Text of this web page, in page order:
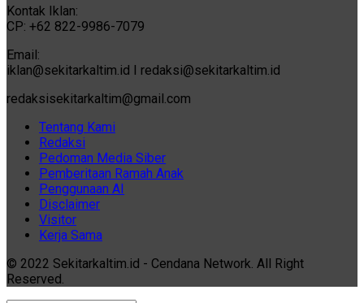
Kontak Iklan:
CP: +62 822-9986-7079
Email:
iklan@sekitarkaltim.id I redaksi@sekitarkaltim.id
redaksisekitarkaltim@gmail.com
Tentang Kami
Redaksi
Pedoman Media Siber
Pemberitaan Ramah Anak
Penggunaan AI
Disclaimer
Visitor
Kerja Sama
© 2022 Sekitarkaltim.id - Cendana Network. All Right
Reserved.